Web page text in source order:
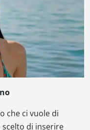
che ci vuole di
scelto di inserire